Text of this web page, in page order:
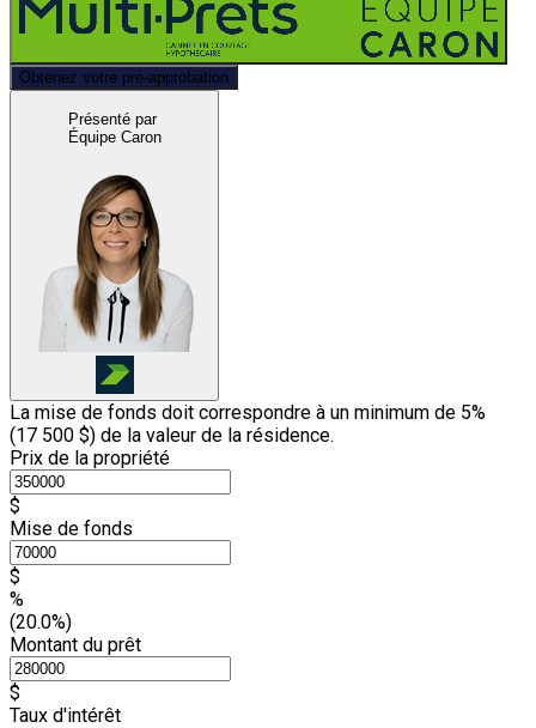
Obtenez votre pré-approbation
Présenté par
Équipe Caron
La mise de fonds doit correspondre à un minimum de 5%
(17 500 $) de la valeur de la résidence.
Prix de la propriété
$
Mise de fonds
$
%
(20.0%)
Montant du prêt
$
Taux d'intérêt